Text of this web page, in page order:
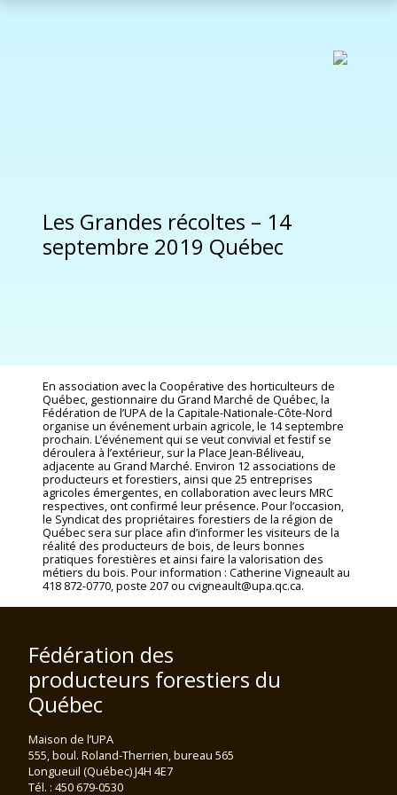
Les Grandes récoltes – 14
septembre 2019 Québec
En association avec la Coopérative des horticulteurs de
Québec, gestionnaire du Grand Marché de Québec, la
Fédération de l’UPA de la Capitale-Nationale-Côte-Nord
organise un événement urbain agricole, le 14 septembre
prochain. L’événement qui se veut convivial et festif se
déroulera à l’extérieur, sur la Place Jean-Béliveau,
adjacente au Grand Marché. Environ 12 associations de
producteurs et forestiers, ainsi que 25 entreprises
agricoles émergentes, en collaboration avec leurs MRC
respectives, ont confirmé leur présence. Pour l’occasion,
le Syndicat des propriétaires forestiers de la région de
Québec sera sur place afin d’informer les visiteurs de la
réalité des producteurs de bois, de leurs bonnes
pratiques forestières et ainsi faire la valorisation des
métiers du bois. Pour information : Catherine Vigneault au
418 872-0770, poste 207 ou cvigneault@upa.qc.ca.
Fédération des
producteurs forestiers du
Québec
Maison de l’UPA
555, boul. Roland-Therrien, bureau 565
Longueuil (Québec) J4H 4E7
Tél. : 450 679-0530